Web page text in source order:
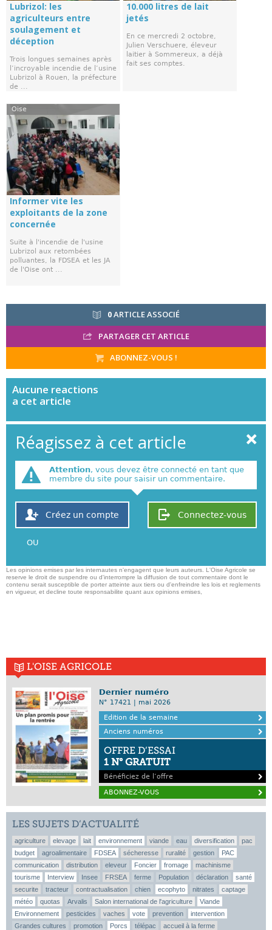
Lubrizol: les
agriculteurs entre
soulagement et
déception
Trois longues semaines après
l’incroyable incendie de l’usine
Lubrizol à Rouen, la préfecture
de ...
10.000 litres de lait
jetés
En ce mercredi 2 octobre,
Julien Verschuere, éleveur
laitier à Sommereux, a déjà
fait ses comptes.
Oise
Informer vite les
exploitants de la zone
concernée
Suite à l'incendie de l'usine
Lubrizol aux retombées
polluantes, la FDSEA et les JA
de l'Oise ont ...
0ARTICLE ASSOCIÉ
PARTAGER CET ARTICLE
ABONNEZ-VOUS !
Aucune reactions
a cet article
Réagissez à cet article
Attention, vous devez être connecté en tant que
membre du site pour saisir un commentaire.
Connectez-vous
Créez un compte
OU
Les opinions emises par les internautes n'engagent que leurs auteurs. L'Oise Agricole se
reserve le droit de suspendre ou d'interrompre la diffusion de tout commentaire dont le
contenu serait susceptible de porter atteinte aux tiers ou d'enfreindre les lois et reglements
en vigueur, et decline toute responsabilite quant aux opinions emises,
L'OISE AGRICOLE
Dernier numéro
N° 17421 | mai 2026
Edition de la semaine
Anciens numéros
OFFRE D’ESSAI
1 N° GRATUIT
Bénéficiez de l’offre
ABONNEZ-VOUS
LES SUJETS D’ACTUALITÉ
agriculture elevage lait environnement viande eau diversification
pac
budget
agroalimentaire FDSEA sécheresse ruralité gestion
PAC
communication
distribution eleveur Foncier fromage
machinisme
tourisme
Interview Insee FRSEA ferme Population déclaration
santé
securite
tracteur contractualisation chien ecophyto nitrates
captage
météo
quotas Arvalis Salon international de l'agriculture
Viande
Environnement
pesticides vaches vote prevention
intervention
Grandes cultures
promotion Porcs télépac accueil à la ferme